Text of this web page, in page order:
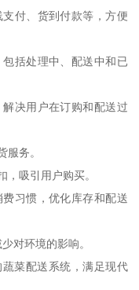
付、货到付款等，方便
括处理中、配送中和已
决用户在订购和配送过
服务。
吸引用户购买。
习惯，优化库存和配送
对环境的影响。
菜配送系统，满足现代